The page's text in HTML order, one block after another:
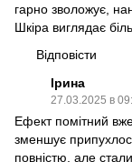
гарно зволожує,
Шкіра виглядає
Відповісти
Ірина
27.03.2025 в
Ефект помітний
зменшує
повністю, але